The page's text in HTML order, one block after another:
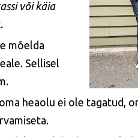
või käia
mõelda
Sellisel
heaolu ei ole tagatud,